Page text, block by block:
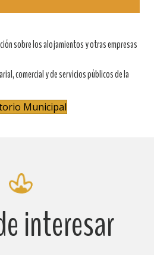
sobre los alojamientos y otras empresas
comercial y de servicios públicos de la
Municipal
interesar